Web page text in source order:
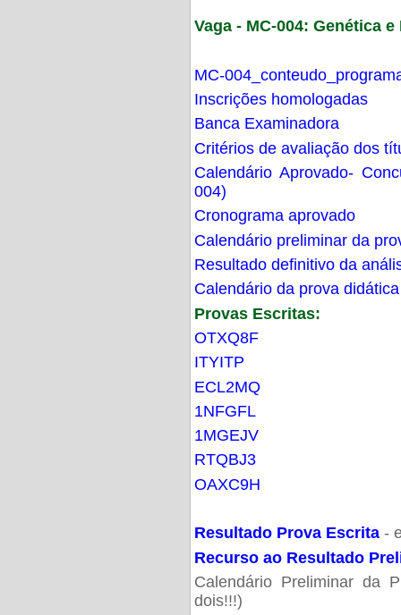
Vaga - MC-004: Genética
MC-
Inscrições homologadas
Banca Examinadora
Critérios de avaliação dos
Calendário Aprovado-
004)
Cronograma aprovado
Calendário preliminar da
Resultado definitivo da
Calendário da prova didática
Provas Escritas:
OTXQ8F
ITYITP
ECL2MQ
1NFGFL
1MGEJV
RTQBJ3
OAXC9H
Resultado Prova Escrita -
Recurso ao Resultado
Calendário Preliminar da
dois!!!)